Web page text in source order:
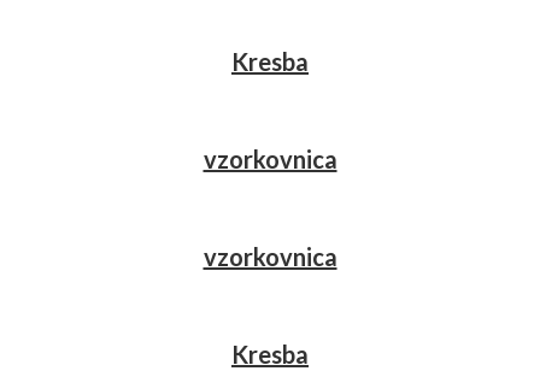
Kresba
vzorkovnica
vzorkovnica
Kresba